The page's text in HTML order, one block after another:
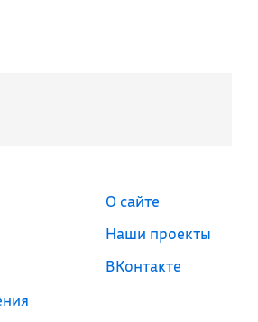
О сайте
Наши проекты
ВКонтакте